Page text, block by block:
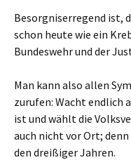
Besorgniserregend ist,
schon heute wie ein
Bundeswehr und der
Man kann also allen
zurufen: Wacht endlich
ist und wählt die
auch nicht vor Ort;
den dreißiger Jahren.